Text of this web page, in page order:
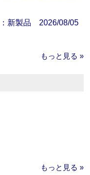
：新製品 2026/08/05
もっと見る »
もっと見る »